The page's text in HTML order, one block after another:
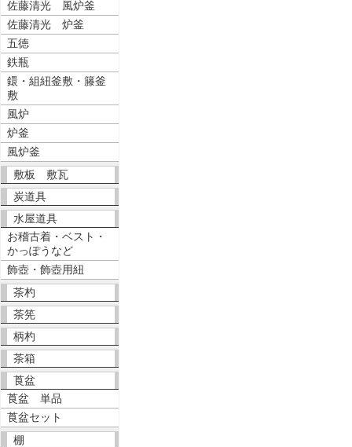
佐藤清光 風炉釜
佐藤清光 炉釜
五徳
鉄瓶
鐶・組紐釜敷・籐釜
敷
風炉
炉釜
風炉釜
敷板 敷瓦
炭道具
水屋道具
お稽古着・ベスト・
かっぽうなど
飾壺・飾壺用紐
茶杓
茶筅
柄杓
茶箱
莨盆
莨盆 単品
莨盆セット
棚